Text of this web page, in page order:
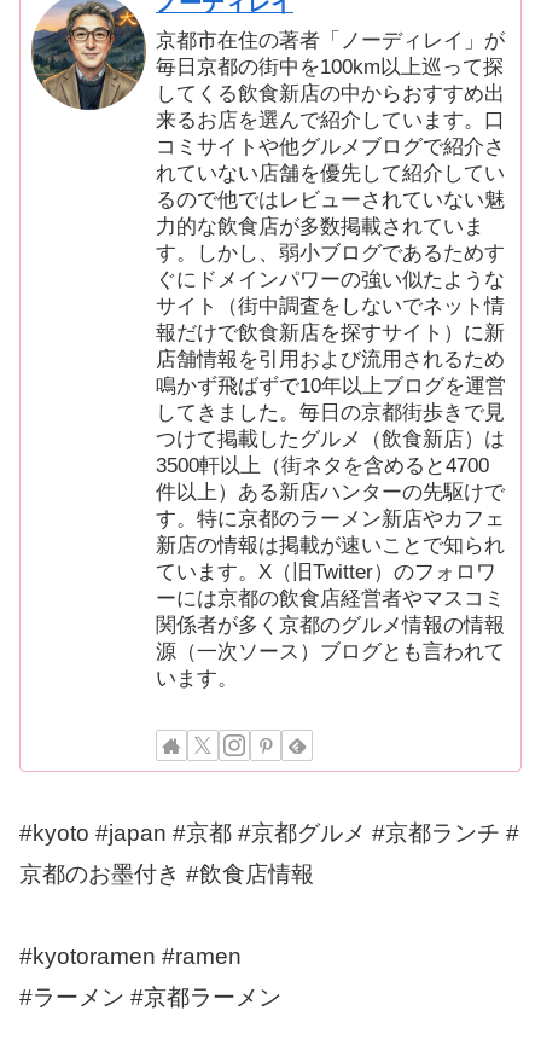
京都市在住の著者「ノーディレイ」が
毎日京都の街中を100km以上巡って探
してくる飲食新店の中からおすすめ出
来るお店を選んで紹介しています。口
コミサイトや他グルメブログで紹介さ
れていない店舗を優先して紹介してい
るので他ではレビューされていない魅
力的な飲食店が多数掲載されていま
す。しかし、弱小ブログであるためす
ぐにドメインパワーの強い似たような
サイト（街中調査をしないでネット情
報だけで飲食新店を探すサイト）に新
店舗情報を引用および流用されるため
鳴かず飛ばずで10年以上ブログを運営
してきました。毎日の京都街歩きで見
つけて掲載したグルメ（飲食新店）は
3500軒以上（街ネタを含めると4700
件以上）ある新店ハンターの先駆けで
す。特に京都のラーメン新店やカフェ
新店の情報は掲載が速いことで知られ
ています。X（旧Twitter）のフォロワ
ーには京都の飲食店経営者やマスコミ
関係者が多く京都のグルメ情報の情報
源（一次ソース）ブログとも言われて
います。
#kyoto #japan #京都 #京都グルメ #京都ランチ #
京都のお墨付き #飲食店情報
#kyotoramen #ramen
#ラーメン #京都ラーメン